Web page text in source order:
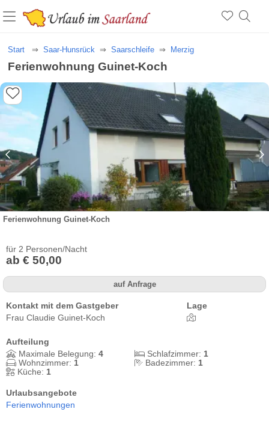
Start Saar-Hunsrück Saarschleife Merzig
Ferienwohnung Guinet-Koch
Ferienwohnung Guinet-Koch
für 2 Personen/Nacht
ab € 50,00
auf Anfrage
Kontakt mit dem Gastgeber
Frau Claudie Guinet-Koch
Lage
Aufteilung
Maximale Belegung: 4 Schlafzimmer: 1
Wohnzimmer: 1 Badezimmer: 1
Küche: 1
Urlaubsangebote
Ferienwohnungen